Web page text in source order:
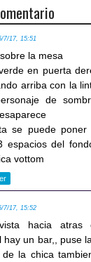
7/17, 15:51
la mesa
en puerta
arriba con la
de
se puede poner
espacios del
vottom
7/17, 15:52
hacia atras
hay un bar,, puse
de la chica